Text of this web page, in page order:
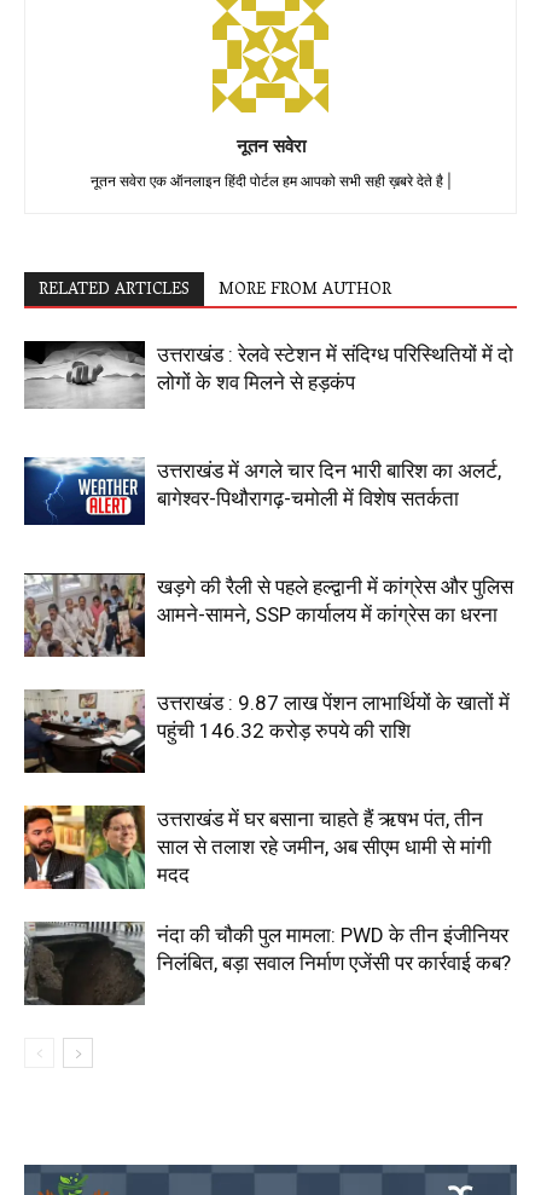
नूतन सवेरा
नूतन सवेरा एक ऑनलाइन हिंदी पोर्टल हम आपको सभी सही ख़बरे देते है |
RELATED ARTICLES MORE FROM AUTHOR
उत्तराखंड : रेलवे स्टेशन में संदिग्ध परिस्थितियों में दो
लोगों के शव मिलने से हड़कंप
उत्तराखंड में अगले चार दिन भारी बारिश का अलर्ट,
बागेश्वर-पिथौरागढ़-चमोली में विशेष सतर्कता
खड़गे की रैली से पहले हल्द्वानी में कांग्रेस और पुलिस
आमने-सामने, SSP कार्यालय में कांग्रेस का धरना
उत्तराखंड : 9.87 लाख पेंशन लाभार्थियों के खातों में
पहुंची 146.32 करोड़ रुपये की राशि
उत्तराखंड में घर बसाना चाहते हैं ऋषभ पंत, तीन
साल से तलाश रहे जमीन, अब सीएम धामी से मांगी
मदद
नंदा की चौकी पुल मामला: PWD के तीन इंजीनियर
निलंबित, बड़ा सवाल निर्माण एजेंसी पर कार्रवाई कब?